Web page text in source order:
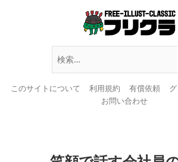
このサイトについて 利用規約 有償依頼
お問い合わせ